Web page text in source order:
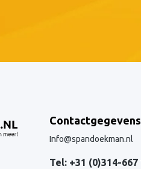
Contactgegevens
Info@spandoekman.nl
Tel: +31 (0)314-667